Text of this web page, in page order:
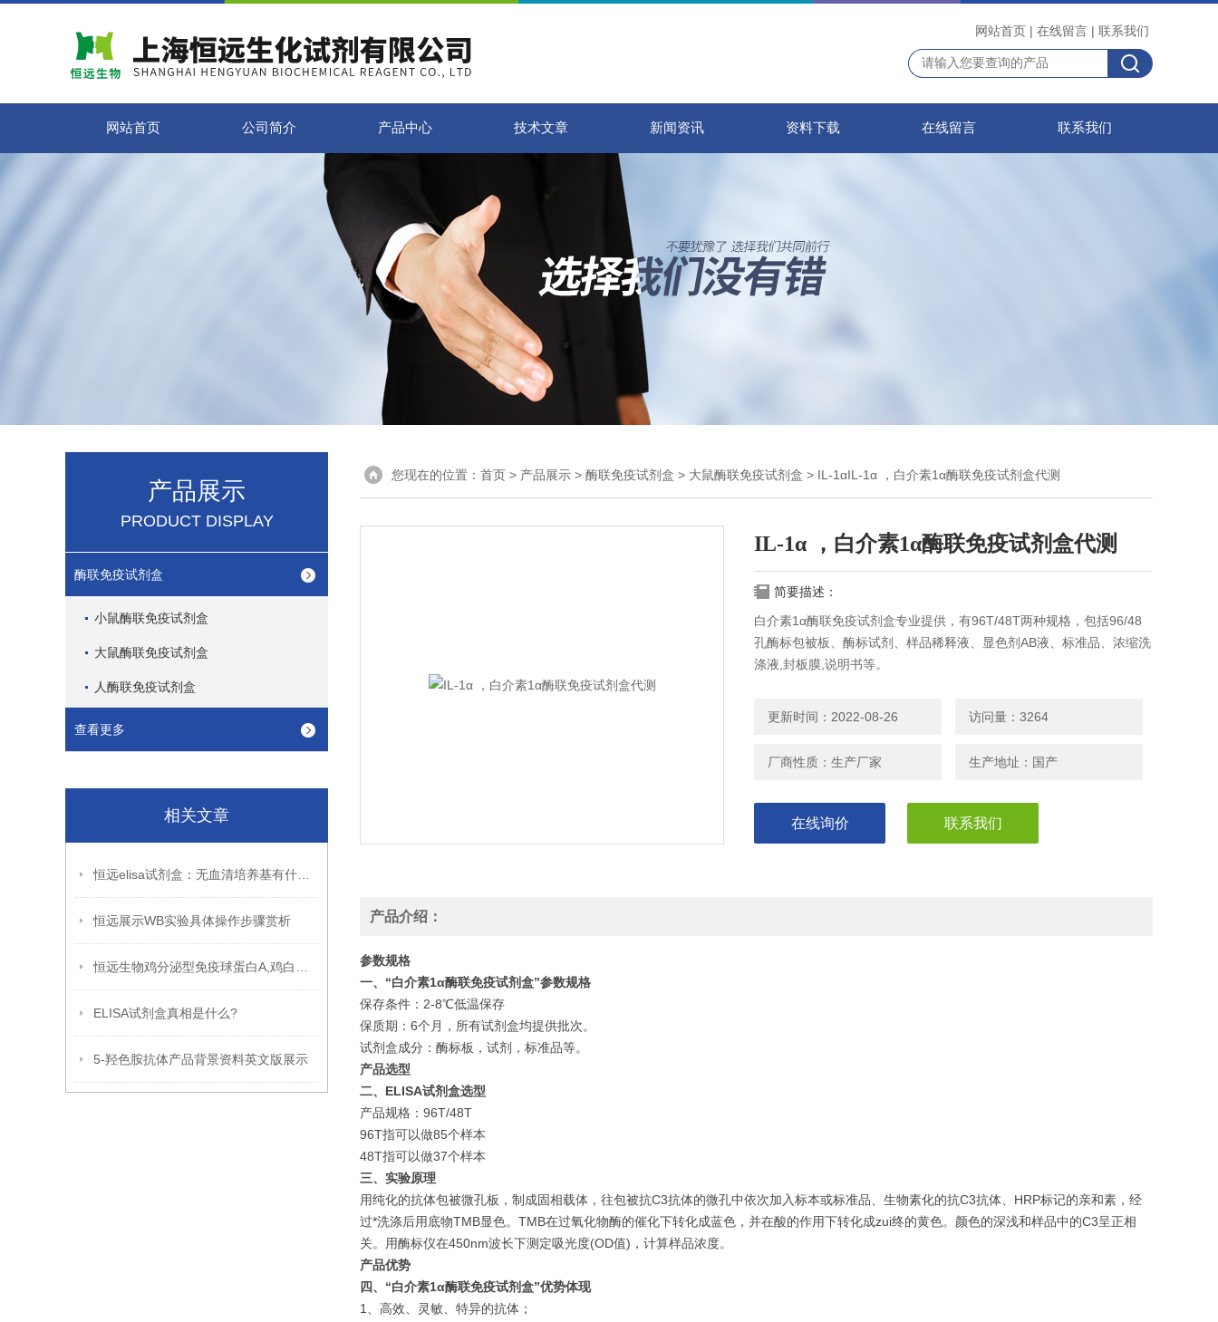
网站首页 | 在线留言 | 联系我们
网站首页 公司简介 产品中心 技术文章 新闻资讯 资料下载 在线留言 联系我们
产品展示
PRODUCT DISPLAY
酶联免疫试剂盒
小鼠酶联免疫试剂盒
大鼠酶联免疫试剂盒
人酶联免疫试剂盒
查看更多
相关文章
恒远展示WB实验具体操作步骤赏析
ELISA试剂盒真相是什么?
5-羟色胺抗体产品背景资料英文版展示
您现在的位置： 首页 > 产品展示 > 酶联免疫试剂盒 > 大鼠酶联免疫试剂盒 > IL-1αIL-1α ，白介素1α酶联免疫试剂盒代测
IL-1α ，白介素1α酶联免疫试剂盒代测
简要描述：
白介素1α酶联免疫试剂盒专业提供，有96T/48T两种规格，包括96/48
孔酶标包被板、酶标试剂、样品稀释液、显色剂AB液、标准品、浓缩洗
涤液,封板膜,说明书等。
更新时间：2022-08-26 访问量：3264
厂商性质：生产厂家 生产地址：国产
在线询价 联系我们
产品介绍：
参数规格
一、“白介素1α酶联免疫试剂盒”参数规格
保存条件：2-8℃低温保存
保质期：6个月，所有试剂盒均提供批次。
试剂盒成分：酶标板，试剂，标准品等。
产品选型
二、ELISA试剂盒选型
产品规格：96T/48T
96T指可以做85个样本
48T指可以做37个样本
三、实验原理
用纯化的抗体包被微孔板，制成固相载体，往包被抗C3抗体的微孔中依次加入标本或标准品、生物素化的抗C3抗体、HRP标记的亲和素，经
过*洗涤后用底物TMB显色。TMB在过氧化物酶的催化下转化成蓝色，并在酸的作用下转化成zui终的黄色。颜色的深浅和样品中的C3呈正相
关。用酶标仪在450nm波长下测定吸光度(OD值)，计算样品浓度。
产品优势
四、“白介素1α酶联免疫试剂盒”优势体现
1、高效、灵敏、特异的抗体；